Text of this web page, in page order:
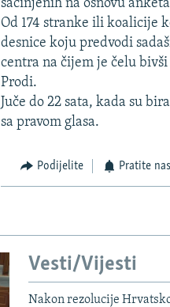
sačinjenih na osnovu
Od 174 stranke ili koalicije
desnice koju predvodi
centra na čijem je čelu
Prodi.
Juče do 22 sata, kada su
sa pravom glasa.
Podijelite Pratite nas
Vesti/Vijesti
Nakon rezolucije